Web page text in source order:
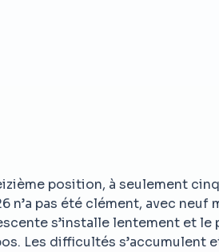
position, à seulement
n’a pas été clément, avec neuf
s’installe lentement et le
Les difficultés s’accumulent